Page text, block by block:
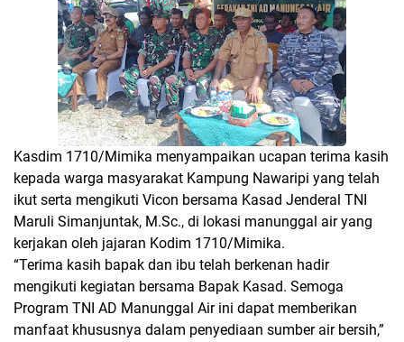
Kasdim 1710/Mimika menyampaikan ucapan terima kasih
kepada warga masyarakat Kampung Nawaripi yang telah
ikut serta mengikuti Vicon bersama Kasad Jenderal TNI
Maruli Simanjuntak, M.Sc., di lokasi manunggal air yang
kerjakan oleh jajaran Kodim 1710/Mimika.
“Terima kasih bapak dan ibu telah berkenan hadir
mengikuti kegiatan bersama Bapak Kasad. Semoga
Program TNI AD Manunggal Air ini dapat memberikan
manfaat khususnya dalam penyediaan sumber air bersih,”